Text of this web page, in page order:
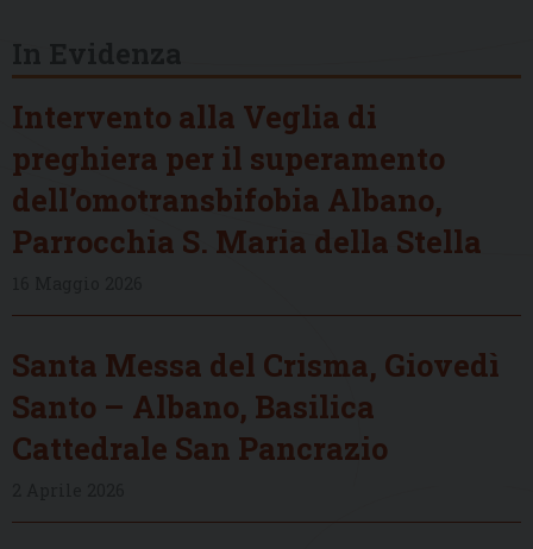
Intervento alla Veglia di
preghiera per il superamento
dell’omotransbifobia Albano,
Parrocchia S. Maria della Stella
Santa Messa del Crisma, Giovedì
Santo – Albano, Basilica
Cattedrale San Pancrazio